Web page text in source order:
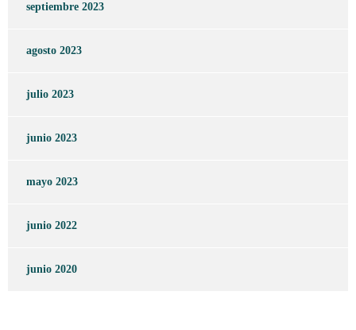
septiembre 2023
agosto 2023
julio 2023
junio 2023
mayo 2023
junio 2022
junio 2020